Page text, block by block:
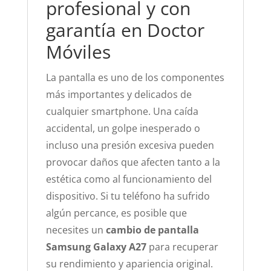
profesional y con
garantía en Doctor
Móviles
La pantalla es uno de los componentes
más importantes y delicados de
cualquier smartphone. Una caída
accidental, un golpe inesperado o
incluso una presión excesiva pueden
provocar daños que afecten tanto a la
estética como al funcionamiento del
dispositivo. Si tu teléfono ha sufrido
algún percance, es posible que
necesites un cambio de pantalla
Samsung Galaxy A27para recuperar
su rendimiento y apariencia original.